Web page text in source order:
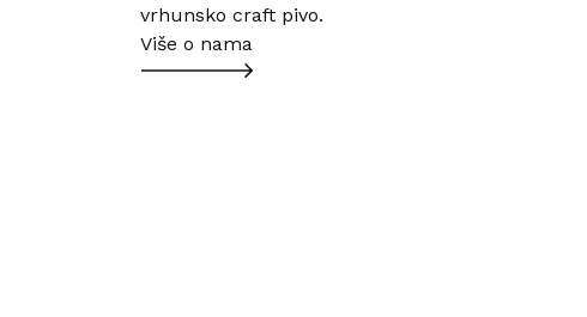
vrhunsko craft pivo.
Više o nama